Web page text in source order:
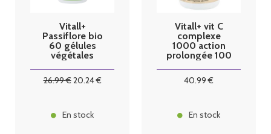
Vitall+
Passiflore bio
60 gélules
végétales
26.99€20.24€
En stock
Vitall+ vit C
complexe
1000 action
prolongée 100
40.99 €
En stock